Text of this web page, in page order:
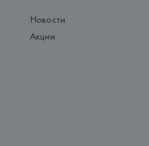
Новости
Акции